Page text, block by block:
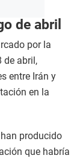
de abril
por la
de abril,
entre Irán y
en la
producido
que habría